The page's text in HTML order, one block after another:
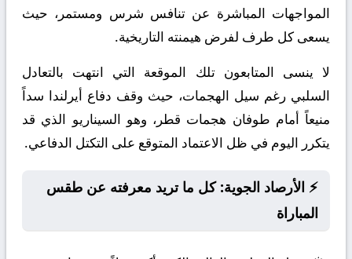
المواجهات المباشرة عن تنافس شرس ومستمر، حيث
يسعى كل طرف لفرض هيمنته التاريخية.
لا ينسى المتابعون تلك الموقعة التي انتهت بالتعادل
السلبي رغم سيل الهجمات، حيث وقف دفاع أيرلندا سداً
منيعاً أمام طوفان هجمات قطر، وهو السيناريو الذي قد
يتكرر اليوم في ظل الاعتماد المتوقع على التكتل الدفاعي.
⚡ الأرصاد الجوية: كل ما تريد معرفته عن طقس
المباراة